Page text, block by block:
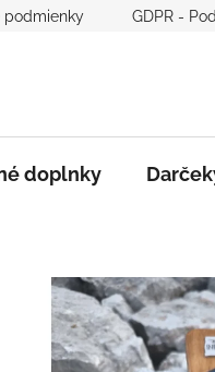
podmienky GDPR -
doplnky